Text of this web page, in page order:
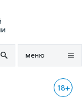
меню
18+